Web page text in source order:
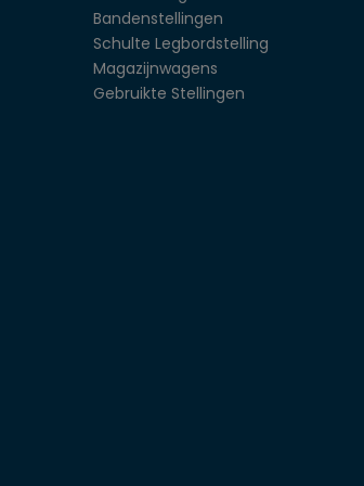
Bandenstellingen
Schulte Legbordstelling
Magazijnwagens
Gebruikte Stellingen